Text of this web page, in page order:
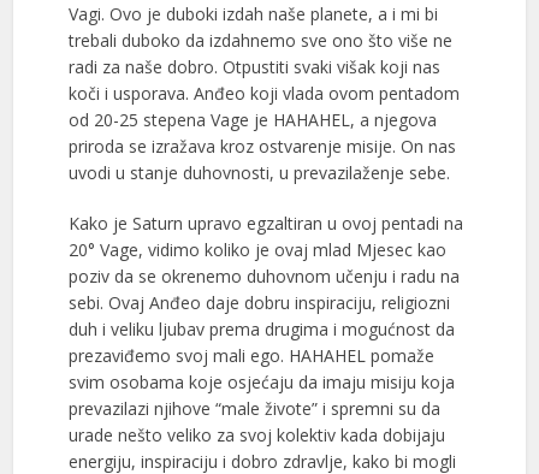
Vagi. Ovo je duboki izdah naše planete, a i mi bi
trebali duboko da izdahnemo sve ono što više ne
radi za naše dobro. Otpustiti svaki višak koji nas
koči i usporava. Anđeo koji vlada ovom pentadom
od 20-25 stepena Vage je HAHAHEL, a njegova
priroda se izražava kroz ostvarenje misije. On nas
uvodi u stanje duhovnosti, u prevazilaženje sebe.
Kako je Saturn upravo egzaltiran u ovoj pentadi na
20° Vage, vidimo koliko je ovaj mlad Mjesec kao
poziv da se okrenemo duhovnom učenju i radu na
sebi. Ovaj Anđeo daje dobru inspiraciju, religiozni
duh i veliku ljubav prema drugima i mogućnost da
prezaviđemo svoj mali ego. HAHAHEL pomaže
svim osobama koje osjećaju da imaju misiju koja
prevazilazi njihove “male živote” i spremni su da
urade nešto veliko za svoj kolektiv kada dobijaju
energiju, inspiraciju i dobro zdravlje, kako bi mogli